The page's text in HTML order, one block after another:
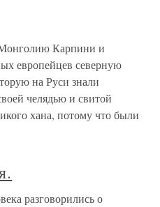
Карпини и
европейцев северную
на Руси знали
челядью и свитой
хана, потому что были
разговорились о